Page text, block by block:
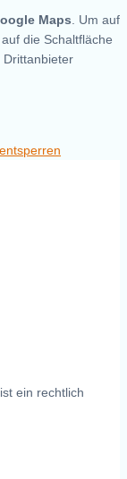
Maps. Um auf
die Schaltfläche
Drittanbieter
ein rechtlich